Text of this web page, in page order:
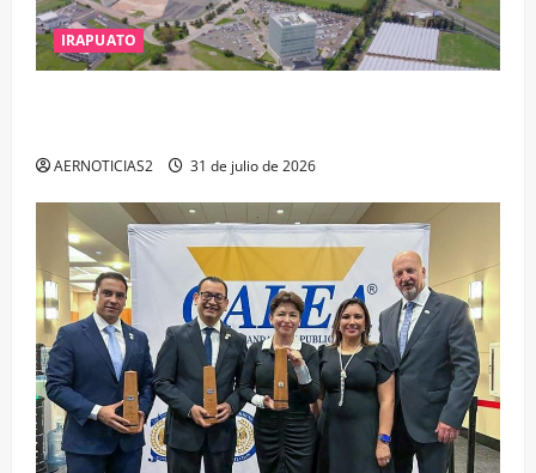
IRAPUATO
AERNOTICIAS2 31 de julio de 2026